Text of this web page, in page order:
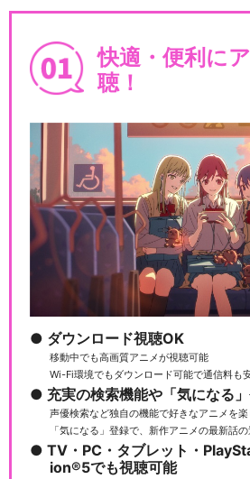
魔法つ
キラキ
ード
HUGっ
スター☆
ュア
快適・便利に
聴！
ダウンロード視聴OK
移動中でも高画質アニメが視聴可能
Wi-Fi環境でもダウンロード可能で通信料も
充実の検索機能や「気になる
声優検索など独自の機能で好きなアニメを楽
「気になる」登録で、新作アニメの最新話
TV・PC・タブレット・
ion®5でも視聴可能